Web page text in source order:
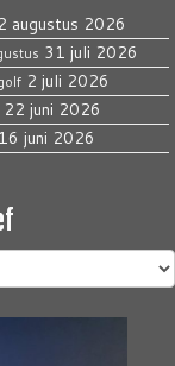
2 augustus 2026
31 juli 2026
2 juli 2026
22 juni 2026
16 juni 2026